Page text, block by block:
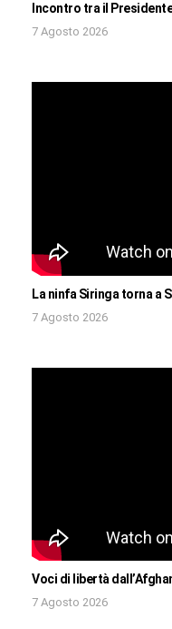
Incontro tra il
7 Agosto 2026
La ninfa Siringa torna a
7 Agosto 2026
Voci di libertà
7 Agosto 2026